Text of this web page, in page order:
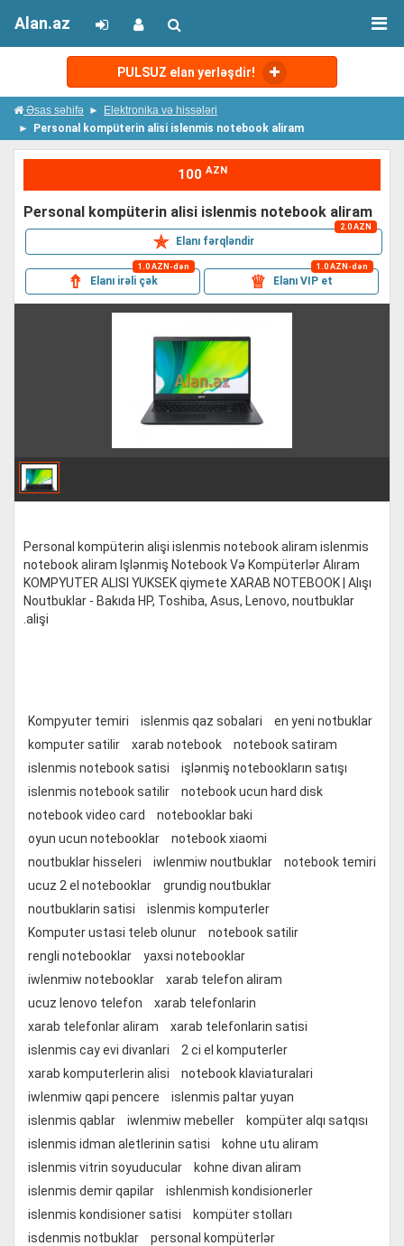
PULSUZ elan yerləşdir!
Alan.az
Əsas səhifə
Elektronika və hissələri
Personal kompüterin alisi islenmis notebook aliram
100 AZN
personal kompüterin alisi islenmis notebook aliram
✯ Elanı fərqləndir
2.0 AZN
⇮ Elanı irəli çək
1.0 AZN-dən
♕ Elanı VIP et
1.0 AZN-dən
Personal kompüterin alişi islenmis notebook aliram islenmis
notebook aliram Işlənmiş Notebook Və Kompüterlər Alıram
KOMPYUTER ALISI YUKSEK qiymete XARAB NOTEBOOK | Alışı
Noutbuklar - Bakıda HP, Toshiba, Asus, Lenovo, noutbuklar
.alişi
Kompyuter temiri islenmis qaz sobalari
en yeni notbuklar
komputer satilir
xarab notebook
notebook satiram
islenmis notebook satisi
işlənmiş notebookların satışı
islenmis notebook satilir
notebook ucun hard disk
notebook video card
notebooklar baki
oyun ucun notebooklar
notebook xiaomi
noutbuklar hisseleri
iwlenmiw noutbuklar
notebook temiri
ucuz 2 el notebooklar
grundig noutbuklar
noutbuklarin satisi
islenmis komputerler
Komputer ustasi teleb olunur
notebook satilir
rengli notebooklar
yaxsi notebooklar
iwlenmiw notebooklar
xarab telefon aliram
ucuz lenovo telefon
xarab telefonlarin
xarab telefonlar aliram
xarab telefonlarin satisi
islenmis cay evi divanlari
2 ci el komputerler
xarab komputerlerin alisi
notebook klaviaturalari
iwlenmiw qapi pencere
islenmis paltar yuyan
islenmis qablar
iwlenmiw mebeller
kompüter alqı satqısı
islenmis idman aletlerinin satisi
kohne utu aliram
islenmis vitrin soyuducular
kohne divan aliram
islenmis demir qapilar
ishlenmish kondisionerler
islenmis kondisioner satisi
kompüter stolları
isdenmis notbuklar
personal kompüterlər